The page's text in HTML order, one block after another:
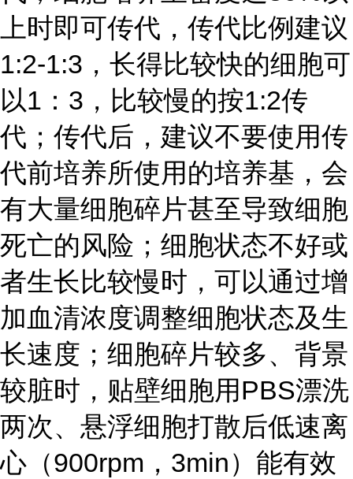
上时即可传代，传代比例建议
1:2-1:3，长得比较快的细胞可
以1：3，比较慢的按1:2传
代；传代后，建议不要使用传
代前培养所使用的培养基，会
有大量细胞碎片甚至导致细胞
死亡的风险；细胞状态不好或
者生长比较慢时，可以通过增
加血清浓度调整细胞状态及生
长速度；细胞碎片较多、背景
较脏时，贴壁细胞用PBS漂洗
两次、悬浮细胞打散后低速离
心（900rpm，3min）能有效